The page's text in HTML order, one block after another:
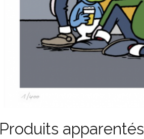
Produits apparentés